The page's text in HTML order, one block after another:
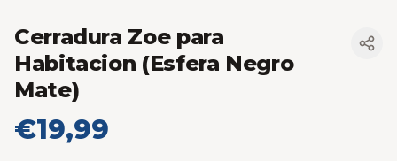
Cerradura Zoe para
Habitacion (Esfera Negro
Mate)
€19,99